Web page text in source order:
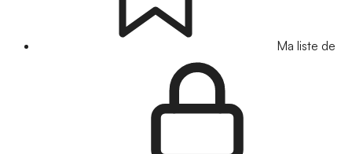
Ma liste de